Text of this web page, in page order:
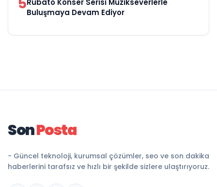
Rubato Konser Serisi Müzikseverlerle
Buluşmaya Devam Ediyor
SonPosta
- Güncel teknoloji, kurumsal çözümler, seo ve son dakika
haberlerini tarafsız ve hızlı bir şekilde sizlere ulaştırıyoruz.